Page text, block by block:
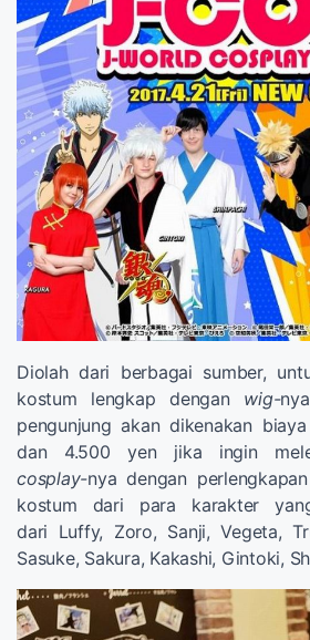
Diolah dari berbagai sumber,
kostum lengkap dengan wig-
pengunjung akan dikenakan
dan 4.500 yen jika ingin
cosplay-nya dengan
kostum dari para karakter
dari Luffy, Zoro, Sanji, Vegeta,
Sasuke, Sakura, Kakashi, Gintoki,